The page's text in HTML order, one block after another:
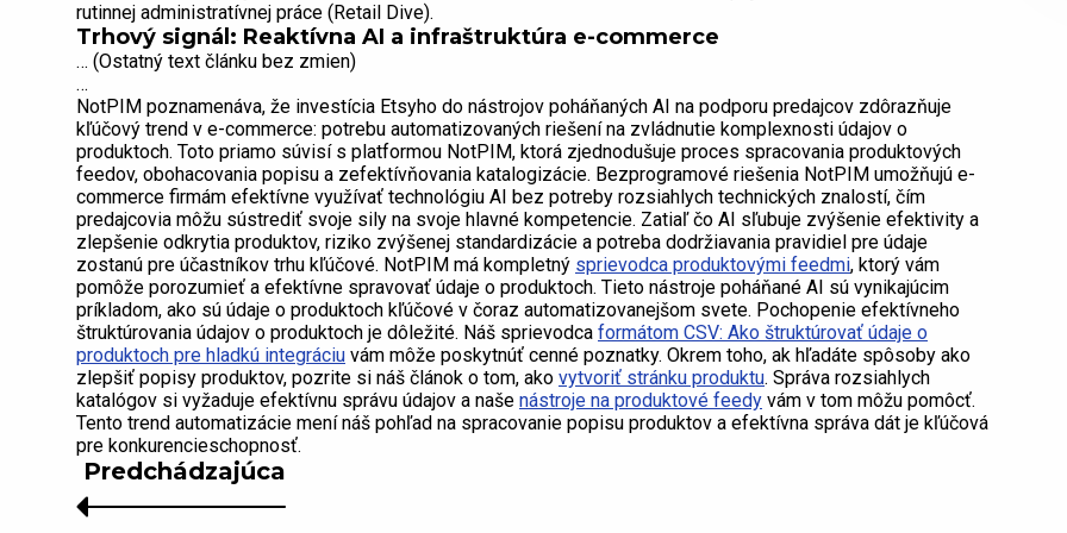
rutinnej administratívnej práce (Retail Dive).
Trhový signál: Reaktívna AI a infraštruktúra e-commerce
… (Ostatný text článku bez zmien)
…
NotPIM poznamenáva, že investícia Etsyho do nástrojov poháňaných AI na podporu predajcov zdôrazňuje
kľúčový trend v e-commerce: potrebu automatizovaných riešení na zvládnutie komplexnosti údajov o
produktoch. Toto priamo súvisí s platformou NotPIM, ktorá zjednodušuje proces spracovania produktových
feedov, obohacovania popisu a zefektívňovania katalogizácie. Bezprogramové riešenia NotPIM umožňujú e-
commerce firmám efektívne využívať technológiu AI bez potreby rozsiahlych technických znalostí, čím
predajcovia môžu sústrediť svoje sily na svoje hlavné kompetencie. Zatiaľ čo AI sľubuje zvýšenie efektivity a
zlepšenie odkrytia produktov, riziko zvýšenej standardizácie a potreba dodržiavania pravidiel pre údaje
zostanú pre účastníkov trhu kľúčové. NotPIM má kompletný sprievodca produktovými feedmi, ktorý vám
pomôže porozumieť a efektívne spravovať údaje o produktoch. Tieto nástroje poháňané AI sú vynikajúcim
príkladom, ako sú údaje o produktoch kľúčové v čoraz automatizovanejšom svete. Pochopenie efektívneho
štruktúrovania údajov o produktoch je dôležité. Náš sprievodca formátom CSV: Ako štruktúrovať údaje o
produktoch pre hladkú integráciu vám môže poskytnúť cenné poznatky. Okrem toho, ak hľadáte spôsoby ako
zlepšiť popisy produktov, pozrite si náš článok o tom, ako vytvoriť stránku produktu. Správa rozsiahlych
katalógov si vyžaduje efektívnu správu údajov a naše nástroje na produktové feedy vám v tom môžu pomôcť.
Tento trend automatizácie mení náš pohľad na spracovanie popisu produktov a efektívna správa dát je kľúčová
pre konkurencieschopnosť.
Predchádzajúca